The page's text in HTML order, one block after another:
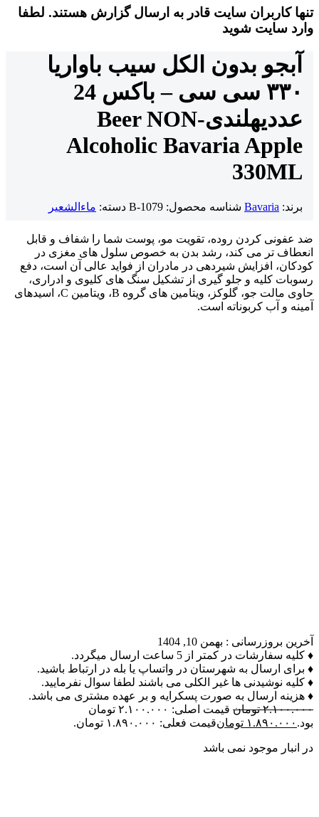
تنها کاربران سایت قادر به ارسال گزارش هستند. لطفا
وارد سایت شوید
آبجو بدون الکل سیب باواریا
۳۳۰ سی سی – باکس 24
عددیهلندیBeer NON-
Alcoholic Bavaria Apple
330ML
برند: Bavaria شناسه محصول: B-1079 دسته: ماءالشعیر
ضد عفونی کردن روده، تقویت مو، پوست شما را شفاف و قابل
انعطاف تر می کند، رشد بدن به خصوص سلول های مغزی در
کودکان، افزایش شیردهی در مادران از فواید عالی آن است، دفع
رسوبات کلیه و جلو گیری از تشکیل سنگ های کلیوی و ادراری،
حاوی مالت جو، گلوکز، ویتامین های گروه B، ویتامین C، اسیدهای
آمینه و آب کربوناته است.
آخرین بروزرسانی : بهمن 10, 1404
♦ کلیه سفارشات در کمتر از 5 ساعت ارسال میگردد.
♦ برای ارسال به شهرستان در واتساپ یا بله در ارتباط باشید.
♦ کلیه نوشیدنی ها غیر الکلی می باشند لطفا سوال نفرمایید.
♦ هزینه ارسال به صورت پسکرایه و بر عهده مشتری می باشد.
۲.۱۰۰.۰۰۰ تومان
قیمت اصلی: ۲.۱۰۰.۰۰۰ تومان
بود. ۱.۸۹۰.۰۰۰ تومانقیمت فعلی: ۱.۸۹۰.۰۰۰ تومان.
در انبار موجود نمی باشد